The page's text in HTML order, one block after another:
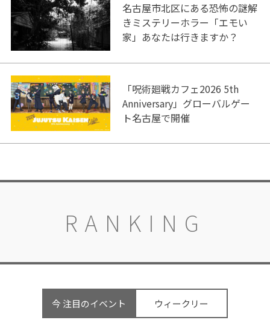
名古屋市北区にある恐怖の謎解
きミステリーホラー「エモい
家」あなたは行きますか？
「呪術廻戦カフェ2026 5th
Anniversary」グローバルゲー
ト名古屋で開催
RANKING
今 注目のイベント ウィークリー